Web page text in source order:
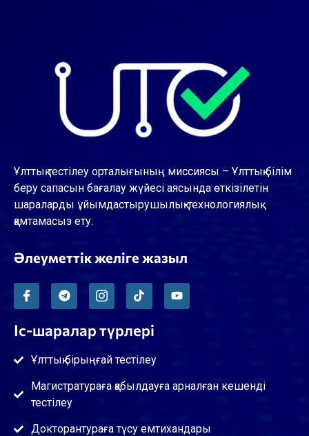
Ұлттық тестілеу орталығының миссиясы – Ұлттық білім
беру сапасын бағалау жүйесі аясында өткізілетін
шараларды ұйымдастырушылық-технологиялық
қамтамасыз ету.
Әлеуметтік желіге жазыл
Іс-шаралар түрлері
Ұлттық бірыңғай тестілеу
Магистратураға қабылдауға арналған кешенді
тестілеу
Докторантураға түсу емтихандары